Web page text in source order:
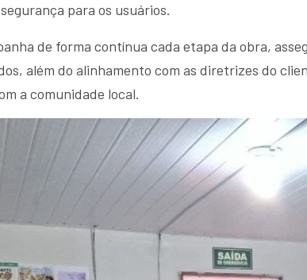
para os usuários.
de forma contínua cada etapa da obra,
além do alinhamento com as diretrizes do
a comunidade local.